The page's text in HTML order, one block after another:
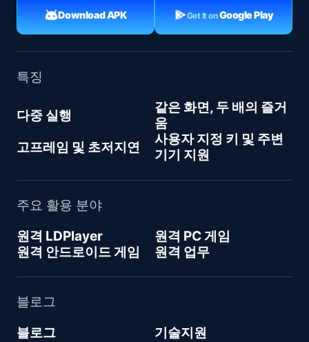
Download APK Get It onGoogle Play
특징
다중 실행
같은 화면, 두 배의 즐거
움
고프레임 및 초저지연
사용자 지정 키 및 주변
기기 지원
주요 활용 분야
원격 LDPlayer
원격 PC 게임
원격 안드로이드 게임
원격 업무
블로그
블로그
기술지원